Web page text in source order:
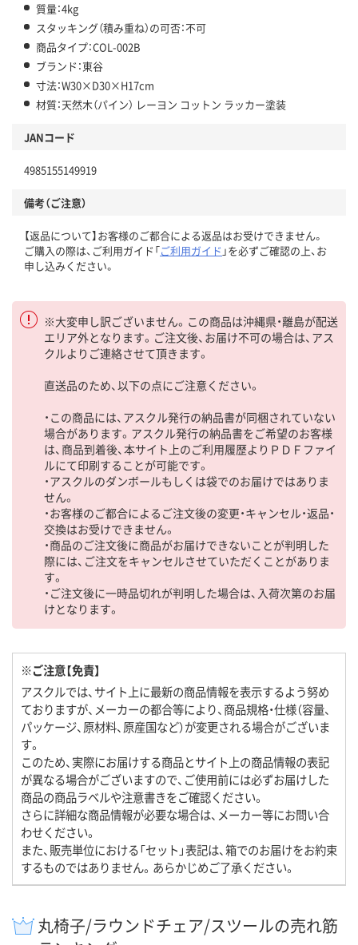
質量：4kg
スタッキング（積み重ね）の可否：不可
商品タイプ：COL-002B
ブランド：東谷
寸法：W30×D30×H17cm
材質：天然木（パイン） レーヨン コットン ラッカー塗装
JANコード
4985155149919
備考（ご注意）
【返品について】お客様のご都合による返品はお受けできません。
ご購入の際は、ご利用ガイド「ご利用ガイド 」を必ずご確認の上、お
申し込みください。
※大変申し訳ございません。この商品は沖縄県・離島が配送
エリア外となります。ご注文後、お届け不可の場合は、アス
クルよりご連絡させて頂きます。
直送品のため、以下の点にご注意ください。
・この商品には、アスクル発行の納品書が同梱されていない
場合があります。アスクル発行の納品書をご希望のお客様
は、商品到着後、本サイト上のご利用履歴よりＰＤＦファイ
ルにて印刷することが可能です。
・アスクルのダンボールもしくは袋でのお届けではありま
せん。
・お客様のご都合によるご注文後の変更・キャンセル・返品・
交換はお受けできません。
・商品のご注文後に商品がお届けできないことが判明した
際には、ご注文をキャンセルさせていただくことがありま
す。
・ご注文後に一時品切れが判明した場合は、入荷次第のお届
けとなります。
※ご注意【免責】
アスクルでは、サイト上に最新の商品情報を表示するよう努め
ておりますが、メーカーの都合等により、商品規格・仕様（容量、
パッケージ、原材料、原産国など）が変更される場合がございま
す。
このため、実際にお届けする商品とサイト上の商品情報の表記
が異なる場合がございますので、ご使用前には必ずお届けした
商品の商品ラベルや注意書きをご確認ください。
さらに詳細な商品情報が必要な場合は、メーカー等にお問い合
わせください。
また、販売単位における「セット」表記は、箱でのお届けをお約束
するものではありません。あらかじめご了承ください。
丸椅子/ラウンドチェア/スツールの売れ筋